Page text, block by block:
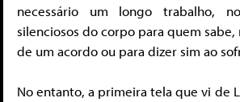
necessário um longo trabalho,
silenciosos do corpo para quem
de um acordo ou para dizer sim ao
No entanto, a primeira tela que vi de